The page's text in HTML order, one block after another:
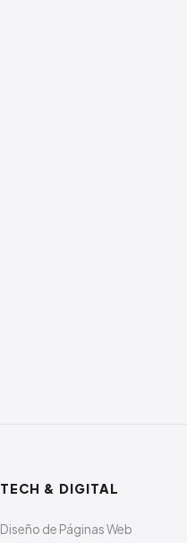
TECH & DIGITAL
Diseño de Páginas Web